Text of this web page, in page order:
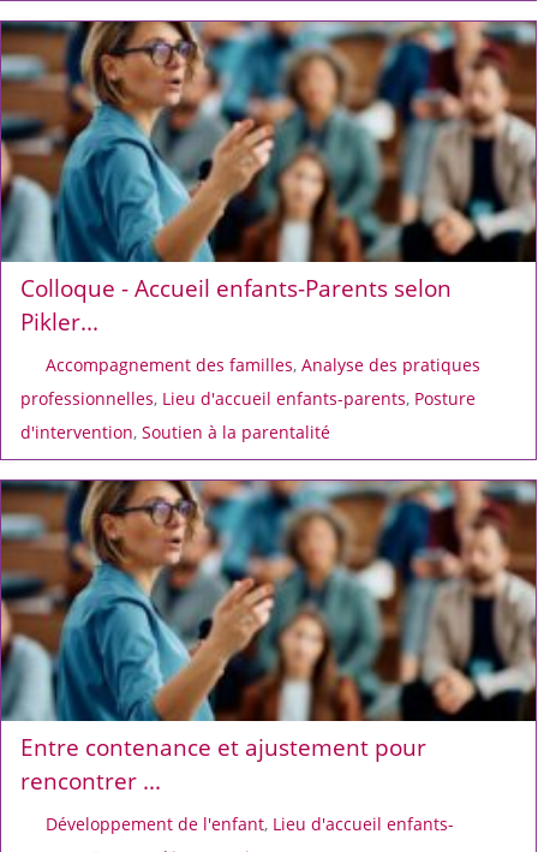
Colloque - Accueil enfants-Parents selon
Pikler...
Accompagnement des familles, Analyse des pratiques
professionnelles, Lieu d'accueil enfants-parents, Posture
d'intervention, Soutien à la parentalité
Entre contenance et ajustement pour
rencontrer ...
Développement de l'enfant, Lieu d'accueil enfants-